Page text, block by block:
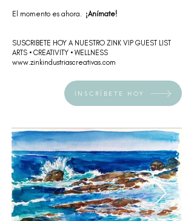
El momento es ahora. ¡Anímate!
SUSCRIBETE HOY A NUESTRO ZINK VIP GUEST LIST
ARTS • CREATIVITY • WELLNESS
www.zinkindustriascreativas.com
INSCRÍBETE HOY